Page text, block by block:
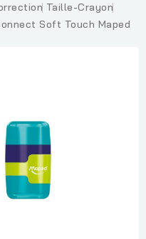
Taille-Crayon
Soft Touch Maped